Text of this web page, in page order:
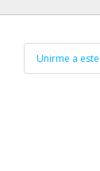
Unirme a